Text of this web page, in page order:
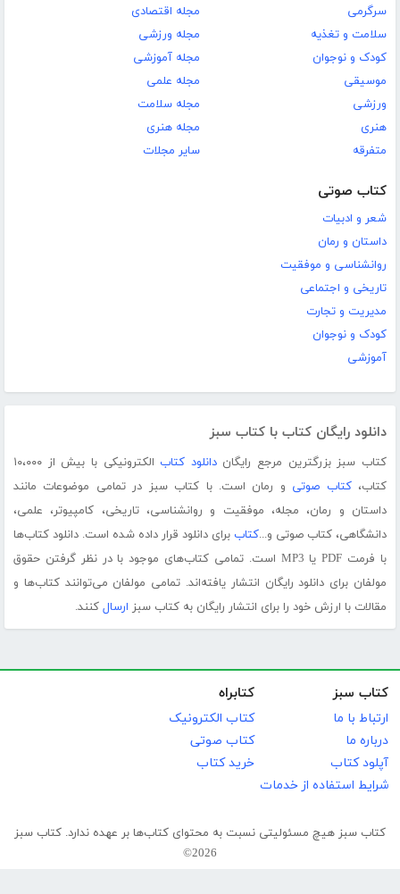
سرگرمی
سلامت و تغذیه
کودک و نوجوان
موسیقی
ورزشی
هنری
متفرقه
مجله اقتصادی
مجله ورزشی
مجله آموزشی
مجله علمی
مجله سلامت
مجله هنری
سایر مجلات
کتاب صوتی
شعر و ادبیات
داستان و رمان
روانشناسی و موفقیت
تاریخی و اجتماعی
مدیریت و تجارت
کودک و نوجوان
آموزشی
دانلود رایگان کتاب با کتاب سبز
کتاب سبز بزرگترین مرجع رایگاندانلود کتاب
الکترونیکی با بیش از ۱۰،۰۰۰
کتاب،کتاب صوتی و رمان است. با کتاب سبز در تمامی موضوعات مانند
داستان و رمان، مجله، موفقیت و روانشناسی، تاریخی، کامپیوتر، علمی،
دانشگاهی، کتاب صوتی و...کتاب برای دانلود قرار داده شده است. دانلود کتاب‌ها
با فرمت PDF یا MP3 است. تمامی کتاب‌های موجود با در نظر گرفتن حقوق
مولفان برای دانلود رایگان انتشار یافته‌اند. تمامی مولفان می‌توانند کتاب‌ها و
مقالات با ارزش خود را برای انتشار رایگان به کتاب سبز ارسال کنند.
کتاب سبز
ارتباط با ما
درباره ما
آپلود کتاب
شرایط استفاده از خدمات
کتابراه
کتاب الکترونیک
کتاب صوتی
خرید کتاب
کتاب سبز هیچ مسئولیتی نسبت به محتوای کتاب‌ها بر عهده ندارد. کتاب سبز
2026©